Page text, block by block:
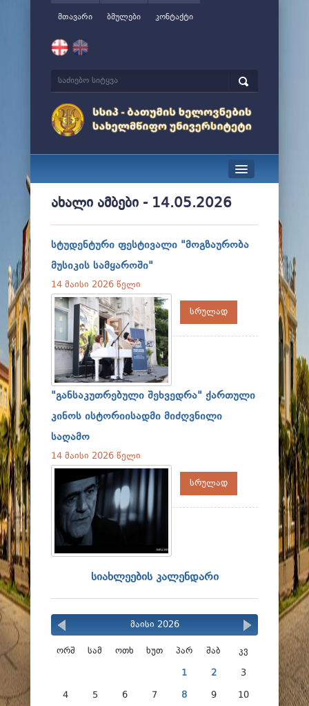
მთავარი ბმულები კონტაქტი
სიახლეები
ჩვენ შესახებ
მართვა
სწავლა
ფაკულტეტები
სტუდენტური ცხოვრება
მიღება 2026
კარიერული მხარდაჭერა
ახალი ამბები - 14.05.2026
სტუდენტური ფესტივალი "მოგზაურობა
მუსიკის სამყაროში"
14 მაისი 2026 წელი
სრულად
"განსაკუთრებული შეხვედრა" ქართული
კინოს ისტორიისადმი მიძღვნილი
საღამო
14 მაისი 2026 წელი
სრულად
სიახლეების კალენდარი
მაისი 2026
ორშ სამ ოთხ ხუთ პარ შაბ კვ
1 2 3
4 5 6 7 8 9 10